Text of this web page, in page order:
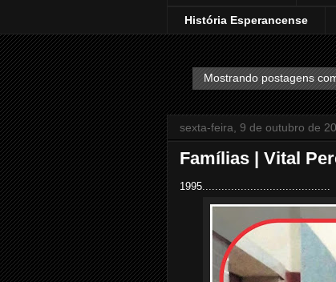
História Esperancense
Mostrando postagens
sexta-feira, 9 de outubro de
Famílias | Vital
1995........................................